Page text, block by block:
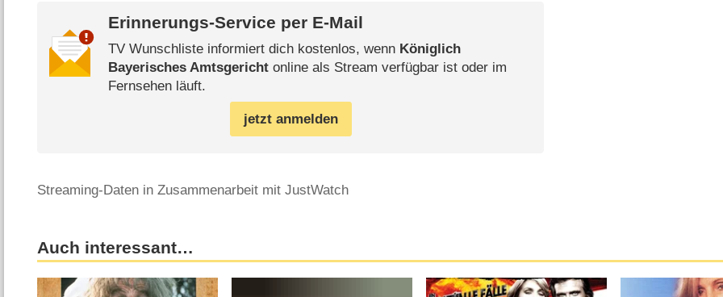
Erinnerungs-Service per E-Mail
TV Wunschliste informiert dich kostenlos, wenn Königlich
Bayerisches Amtsgerichtonline als Stream verfügbar ist oder im
Fernsehen läuft.
jetzt anmelden
Streaming-Daten in Zusammenarbeit mit JustWatch
Auch interessant…